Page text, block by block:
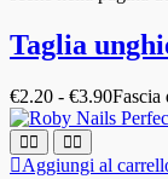
Taglia
€2.20 - €3.90Fascia
Aggiungi al